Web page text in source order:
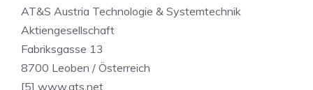
AT&S Austria Technologie & Systemtechnik
Aktiengesellschaft
Fabriksgasse 13
8700 Leoben / Österreich
[5] www.ats.net